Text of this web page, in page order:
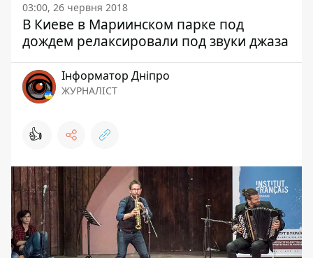
03:00, 26 червня 2018
В Киеве в Мариинском парке под
дождем релаксировали под звуки джаза
Інформатор Дніпро
ЖУРНАЛІСТ
👍